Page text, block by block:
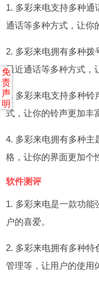
1. 多彩来电支持多种
通话等多种方式，让你
2. 多彩来电拥有多种拨
最近通话等多种方式，
3. 多彩来电支持多种铃
式，让你的铃声更加丰
4. 多彩来电拥有多种主
格，让你的界面更加个
软件测评
1. 多彩来电是一款功能
户的喜爱。
2. 多彩来电拥有多种
管理等，让用户的使用
免
责
声
明